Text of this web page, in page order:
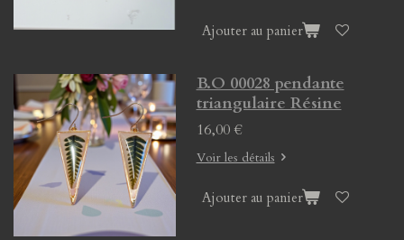
Ajouter au panier
B.O 00028 pendante
triangulaire Résine
16,00 €
Voir les détails
Ajouter au panier